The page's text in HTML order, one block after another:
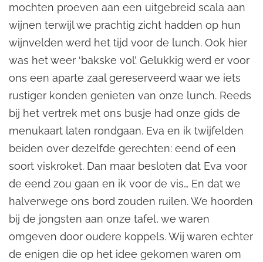
mochten proeven aan een uitgebreid scala aan
wijnen terwijl we prachtig zicht hadden op hun
wijnvelden werd het tijd voor de lunch. Ook hier
was het weer ‘bakske vol’. Gelukkig werd er voor
ons een aparte zaal gereserveerd waar we iets
rustiger konden genieten van onze lunch. Reeds
bij het vertrek met ons busje had onze gids de
menukaart laten rondgaan. Eva en ik twijfelden
beiden over dezelfde gerechten: eend of een
soort viskroket. Dan maar besloten dat Eva voor
de eend zou gaan en ik voor de vis… En dat we
halverwege ons bord zouden ruilen. We hoorden
bij de jongsten aan onze tafel, we waren
omgeven door oudere koppels. Wij waren echter
de enigen die op het idee gekomen waren om